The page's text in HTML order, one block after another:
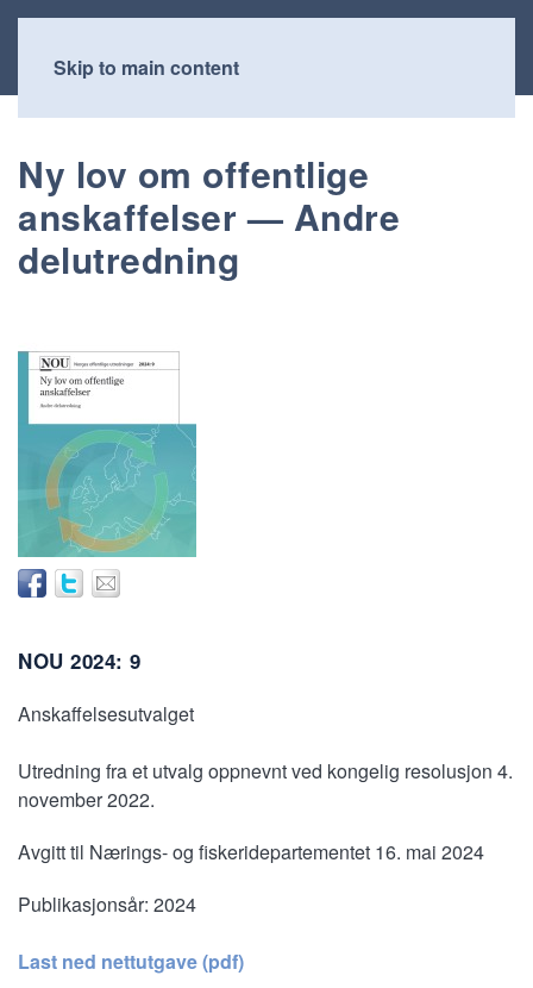
Skip to main content
Ny lov om offentlige
anskaffelser — Andre
delutredning
NOU 2024: 9
Anskaffelsesutvalget
Utredning fra et utvalg oppnevnt ved kongelig resolusjon 4.
november 2022.
Avgitt til Nærings- og fiskeridepartementet 16. mai 2024
Publikasjonsår: 2024
Last ned nettutgave (pdf)